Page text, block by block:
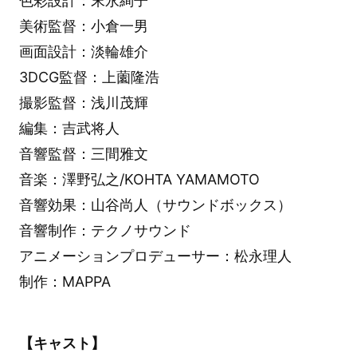
美術監督：小倉一男
画面設計：淡輪雄介
3DCG監督：上薗隆浩
撮影監督：浅川茂輝
編集：吉武将人
音響監督：三間雅文
音楽：澤野弘之/KOHTA YAMAMOTO
音響効果：山谷尚人（サウンドボックス）
音響制作：テクノサウンド
アニメーションプロデューサー：松永理人
制作：MAPPA
【キャスト】